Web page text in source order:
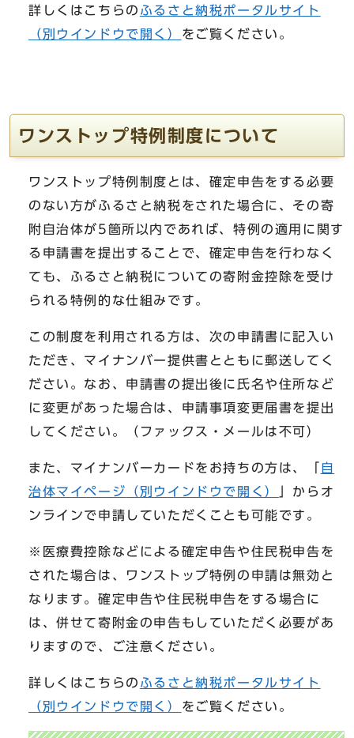
詳しくはこちらの ふるさと納税ポータルサイト
（別ウインドウで開く） をご覧ください。
ワンストップ特例制度について
ワンストップ特例制度とは、確定申告をする必要
のない方がふるさと納税をされた場合に、その寄
附自治体が5箇所以内であれば、特例の適用に関す
る申請書を提出することで、確定申告を行わなく
ても、ふるさと納税についての寄附金控除を受け
られる特例的な仕組みです。
この制度を利用される方は、次の申請書に記入い
ただき、マイナンバー提供書とともに郵送してく
ださい。なお、申請書の提出後に氏名や住所など
に変更があった場合は、申請事項変更届書を提出
してください。（ファックス・メールは不可）
また、マイナンバーカードをお持ちの方は、「
自
治体マイページ （別ウインドウで開く）
」からオ
ンラインで申請していただくことも可能です。
※医療費控除などによる確定申告や住民税申告を
された場合は、ワンストップ特例の申請は無効と
なります。確定申告や住民税申告をする場合に
は、併せて寄附金の申告もしていただく必要があ
りますので、ご注意ください。
詳しくはこちらの ふるさと納税ポータルサイト
（別ウインドウで開く） をご覧ください。